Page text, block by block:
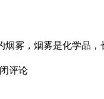
雾，烟雾是化学品
评论